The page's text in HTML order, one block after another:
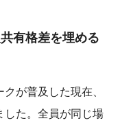
有格差を埋める
が普及した現在、
した。全員が同じ場